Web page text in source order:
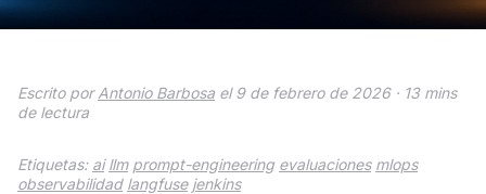
Escrito porAntonio Barbosa el 9 de febrero de 2026 · 13 mins
de lectura
Etiquetas: ai llm prompt-engineering evaluaciones mlops
observabilidad langfuse jenkins